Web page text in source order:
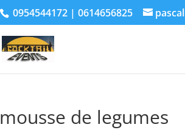
0954544172 | 0614656825
mousse de legumes